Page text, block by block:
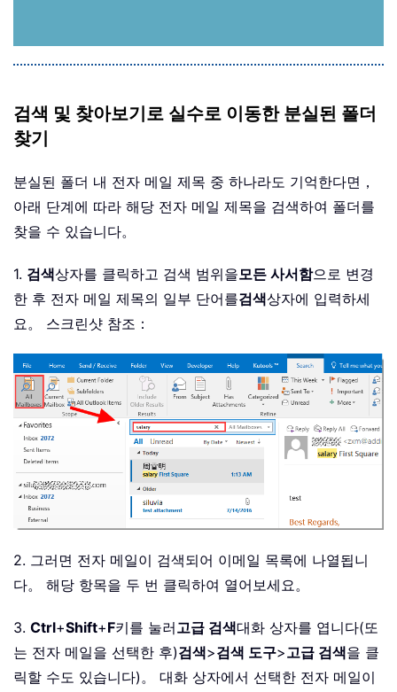
검색 및 찾아보기로 실수로 이동한 분실된 폴더
찾기
분실된 폴더 내 전자 메일 제목 중 하나라도 기억한다면，
아래 단계에 따라 해당 전자 메일 제목을 검색하여 폴더를
찾을 수 있습니다。
1. 검색상자를 클릭하고 검색 범위을모든 사서함으로 변경
한 후 전자 메일 제목의 일부 단어를검색상자에 입력하세
요。 스크린샷 참조：
2. 그러면 전자 메일이 검색되어 이메일 목록에 나열됩니
다。 해당 항목을 두 번 클릭하여 열어보세요。
3. Ctrl+Shift+F키를 눌러고급 검색대화 상자를 엽니다(또
는 전자 메일을 선택한 후)검색>검색 도구>고급 검색을 클
릭할 수도 있습니다)。 대화 상자에서 선택한 전자 메일이